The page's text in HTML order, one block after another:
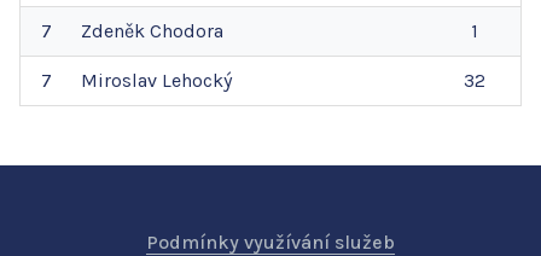
7 Zdeněk Chodora 1
7 Miroslav Lehocký 32
Podmínky využívání služeb